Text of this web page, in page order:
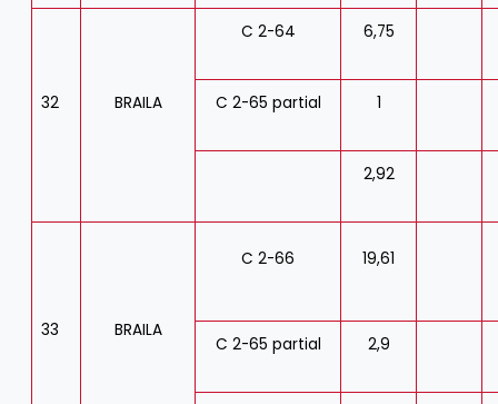
32 BRAILA
C 2-64 6,75
C 2-65 partial 1
2,92
33 BRAILA
C 2-66 19,61
C 2-65 partial 2,9